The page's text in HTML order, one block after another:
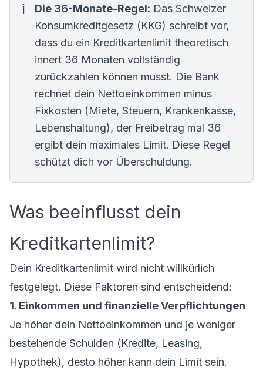
Die 36-Monate-Regel: Das Schweizer
Konsumkreditgesetz (KKG) schreibt vor,
dass du ein Kreditkartenlimit theoretisch
innert 36 Monaten vollständig
zurückzahlen können musst. Die Bank
rechnet dein Nettoeinkommen minus
Fixkosten (Miete, Steuern, Krankenkasse,
Lebenshaltung), der Freibetrag mal 36
ergibt dein maximales Limit. Diese Regel
schützt dich vor Überschuldung.
Was beeinflusst dein
Kreditkartenlimit?
Dein Kreditkartenlimit wird nicht willkürlich
festgelegt. Diese Faktoren sind entscheidend:
1. Einkommen und finanzielle Verpflichtungen
Je höher dein Nettoeinkommen und je weniger
bestehende Schulden (Kredite, Leasing,
Hypothek), desto höher kann dein Limit sein.